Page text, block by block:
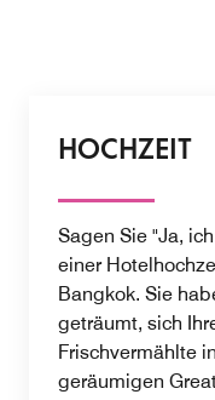
HOCHZEIT
Sagen Sie "Ja,
einer
Bangkok. Sie
geträumt, sich
Frischvermählte
geräumigen